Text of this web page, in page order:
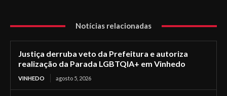
Notícias relacionadas
Justiça derruba veto da Prefeitura e autoriza
realização da Parada LGBTQIA+ em Vinhedo
VINHEDO agosto 5, 2026